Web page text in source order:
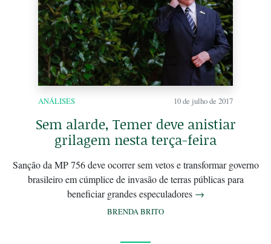
ANÁLISES 10 de julho de 2017
Sem alarde, Temer deve anistiar
grilagem nesta terça-feira
Sanção da MP 756 deve ocorrer sem vetos e transformar governo
brasileiro em cúmplice de invasão de terras públicas para
beneficiar grandes especuladores →
BRENDA BRITO